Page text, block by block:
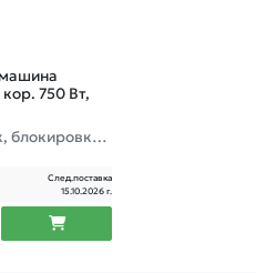
кор. 750 Вт,
блокировка
След.поставка
15.10.2026 г.